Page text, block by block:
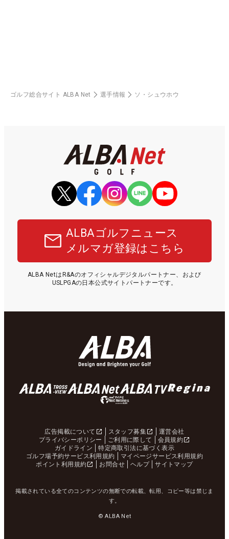
ゴルフ総合サイト ALBA Net 選手情報 ソ・シュウホウ
ALBAゴルフニュース
メルマガ登録はこちら
ALBA NetはR&Aのオフィシャルデジタルパートナー、および
USLPGAの日本公式サイトパートナーです。
広告掲載について スタッフ募集
運営会社
プライバシーポリシー
ご利用に際して
会員規約
ガイドライン
特定商取引法に基づく表示
ゴルフ場予約サービス利用規約
マイページサービス利用規約
ポイント利用規約
お問合せ ヘルプ サイトマップ
掲載されている全てのコンテンツの無断での転載、転用、コピー等は禁じま
す。
© ALBA Net